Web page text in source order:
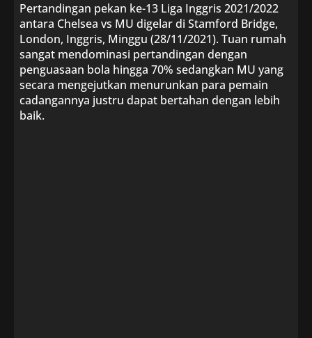
Pertandingan pekan ke-13 Liga Inggris 2021/2022
antara Chelsea vs MU digelar di Stamford Bridge,
London, Inggris, Minggu (28/11/2021). Tuan rumah
sangat mendominasi pertandingan dengan
penguasaan bola hingga 70% sedangkan MU yang
secara mengejutkan menurunkan para pemain
cadangannya justru dapat bertahan dengan lebih
baik.